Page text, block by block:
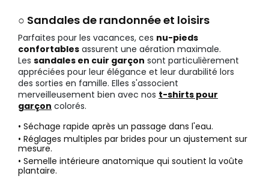
○ Sandales de randonnée et loisirs
Parfaites pour les vacances, ces nu-pieds
confortables assurent une aération maximale.
Les sandales en cuir garçon sont particulièrement
appréciées pour leur élégance et leur durabilité lors
des sorties en famille. Elles s'associent
merveilleusement bien avec nos t-shirts pour
garçon colorés.
• Séchage rapide après un passage dans l'eau.
• Réglages multiples par brides pour un ajustement sur
mesure.
• Semelle intérieure anatomique qui soutient la voûte
plantaire.